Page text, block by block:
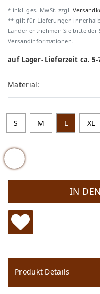
* inkl. ges. MwSt. zzgl.
** gilt für Lieferungen
Länder entnehmen Sie bitte der
Versandinformationen.
auf Lager- Lieferzeit ca.
Material:
S M L XL
IN
W
u
ns
Produkt Details